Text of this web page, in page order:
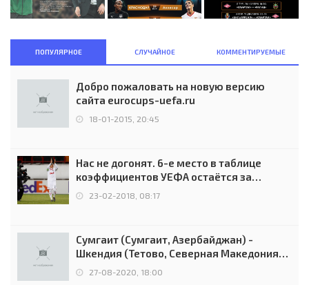
ПОПУЛЯРНОЕ СЛУЧАЙНОЕ КОММЕНТИРУЕМЫЕ
Добро пожаловать на новую версию
сайта eurocups-uefa.ru
18-01-2015, 20:45
Нас не догонят. 6-е место в таблице
коэффициентов УЕФА остаётся за
Россией
23-02-2018, 08:17
Сумгаит (Сумгаит, Азербайджан) -
Шкендия (Тетово, Северная Македония) -
0:2 (0:0)
27-08-2020, 18:00